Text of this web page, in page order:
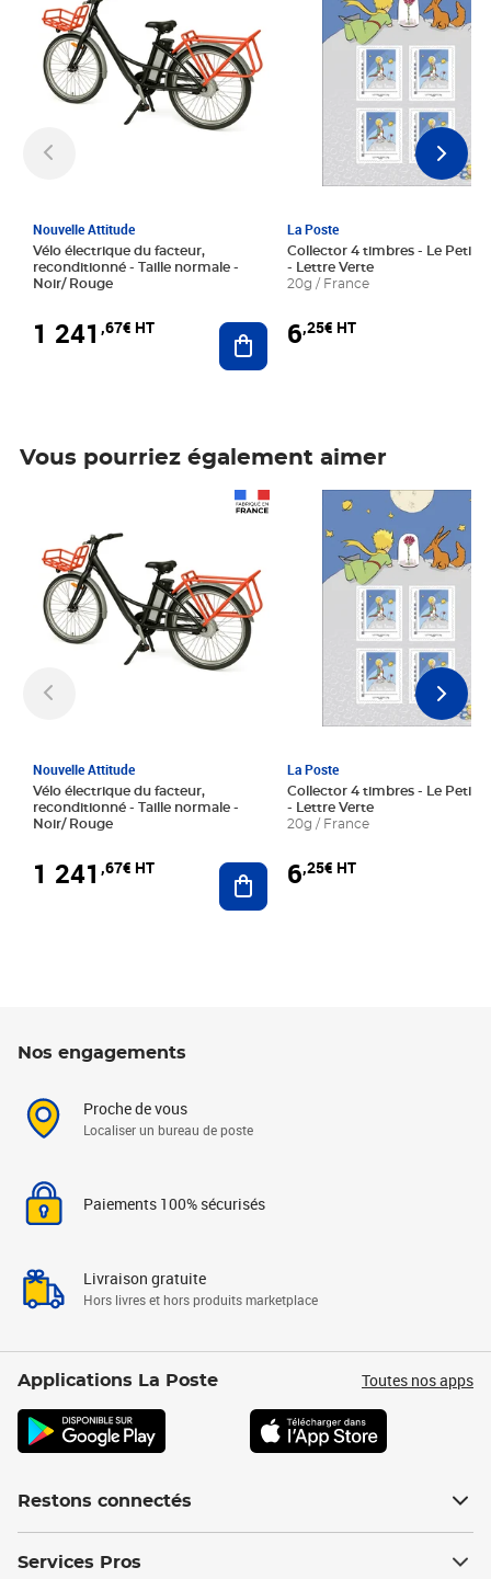
Nouvelle Attitude
Vélo électrique du facteur,
reconditionné - Taille normale -
Noir/ Rouge
1 241 ,67€ HT Ajouter au panier
La Poste
Collector 4 timbres - Le Petit
- Lettre Verte
20g / France
6,25€ HT
Vous pourriez également aimer
Nouvelle Attitude
Vélo électrique du facteur,
reconditionné - Taille normale -
Noir/ Rouge
1 241 ,67€ HT Ajouter au panier
La Poste
Collector 4 timbres - Le Petit
- Lettre Verte
20g / France
6,25€ HT
Prix 6,25€ HT
Nos engagements
Proche de vous
Localiser un bureau de poste
Paiements 100% sécurisés
Livraison gratuite
Hors livres et hors produits marketplace
Applications La Poste Toutes nos apps
Restons connectés
Services Pros